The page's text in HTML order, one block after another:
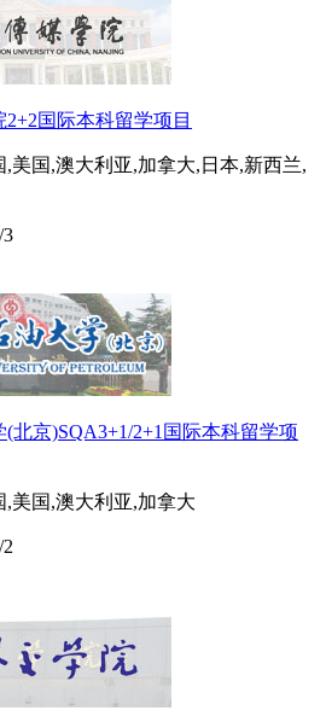
国际本科留学项目
,美国,澳大利亚,加拿大,日本,新西兰,
3
北京)SQA3+1/2+1国际本科留学项
,美国,澳大利亚,加拿大